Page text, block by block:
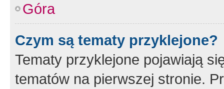
Góra
Czym są tematy przyklejone?
Tematy przyklejone pojawiają
tematów na pierwszej stronie.